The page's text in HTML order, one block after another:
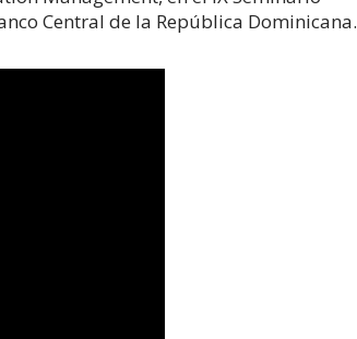
Central de la República Dominicana.